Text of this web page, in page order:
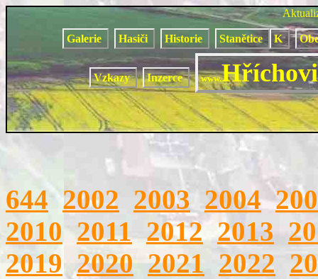
Galerie Hasiči Historie Stanětice K
Vzkazy Inzerce www.
644 2002 2003 2004
2010 2011 2012 2013
2019 2020 2021 2022